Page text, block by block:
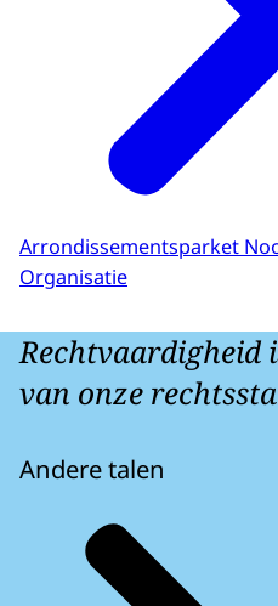
Arrondissementsparket
Organisatie
Rechtvaardigheid
van onze
Andere talen